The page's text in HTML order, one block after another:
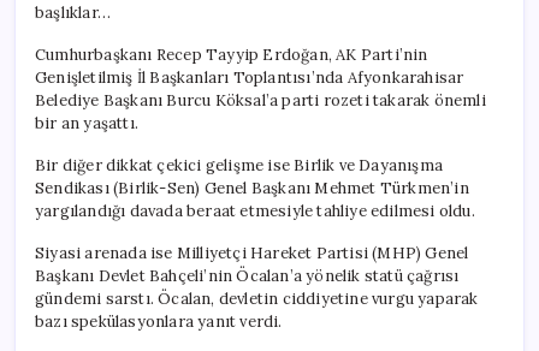
başlıklar…
Cumhurbaşkanı Recep Tayyip Erdoğan, AK Parti’nin
Genişletilmiş İl Başkanları Toplantısı’nda Afyonkarahisar
Belediye Başkanı Burcu Köksal’a parti rozeti takarak önemli
bir an yaşattı.
Bir diğer dikkat çekici gelişme ise Birlik ve Dayanışma
Sendikası (Birlik-Sen) Genel Başkanı Mehmet Türkmen’in
yargılandığı davada beraat etmesiyle tahliye edilmesi oldu.
Siyasi arenada ise Milliyetçi Hareket Partisi (MHP) Genel
Başkanı Devlet Bahçeli’nin Öcalan’a yönelik statü çağrısı
gündemi sarstı. Öcalan, devletin ciddiyetine vurgu yaparak
bazı spekülasyonlara yanıt verdi.